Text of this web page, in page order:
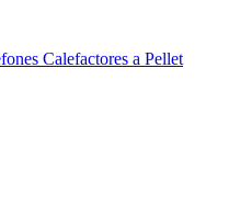
Calefactores a Pellet